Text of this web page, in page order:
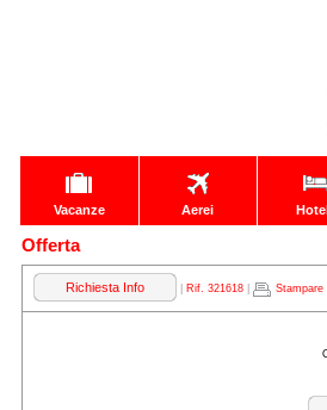
Vacanze Aerei
Offerta
Richiesta Info Rif. 321618| Stampare